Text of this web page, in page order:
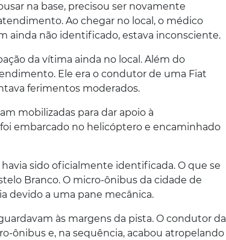
na base, precisou ser novamente
Ao chegar no local, o médico
ainda não identificado, estava inconsciente.
da vítima ainda no local. Além do
Ele era o condutor de uma Fiat
ferimentos moderados.
mobilizadas para dar apoio à
embarcado no helicóptero e encaminhado
sido oficialmente identificada. O que se
Branco. O micro-ônibus da cidade de
devido a uma pane mecânica.
às margens da pista. O condutor da
ônibus e, na sequência, acabou atropelando